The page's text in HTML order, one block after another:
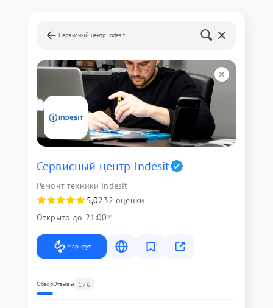
Сервисный центр Indesit
Сервисный центр Indesit
Ремонт техники Indesit
5,0232 оценки
Открыто до 21:00
Маршрут
ОбзорОтзывы 176